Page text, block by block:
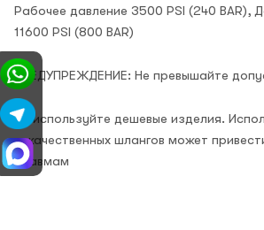
Рабочее давление 3500 PSI (240 BAR),
11600 PSI (800 BAR)
ПРЕДУПРЕЖДЕНИЕ: Не превышайте
Не используйте дешевые изделия.
некачественных шлангов может
травмам